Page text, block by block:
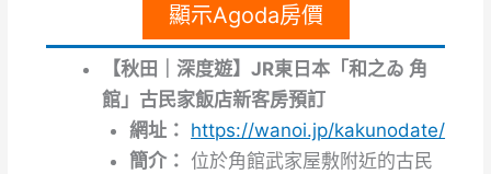
顯示Agoda房價
【秋田｜深度遊】JR東日本「和之ゐ 角
館」古民家飯店新客房預訂
網址： https://wanoi.jp/kakunodate/
簡介： 位於角館武家屋敷附近的古民